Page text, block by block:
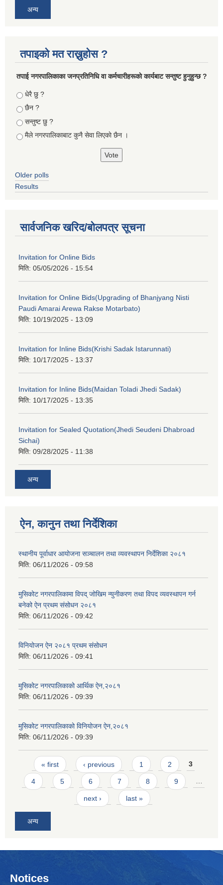
अन्य
तपाइको मत राख्नुहोस ?
तपा‌ई नगरपालिकाका जनप्रतिनिधि वा कर्मचारीहरूकाे कार्यबाट सन्तुष्ट हुनुहुन्छ ?
Choices
धेरै छु ?
छैन ?
सन्तुष्ट छु ?
मैले नगरपालिकाबाट कुनै सेवा लिएकाे छैन ।
Older polls
Results
सार्वजनिक खरिद/बोलपत्र सूचना
Invitation for Online Bids
मिति: 05/05/2026 - 15:54
Invitation for Online Bids(Upgrading of Bhanjyang Nisti
Paudi Amarai Arewa Rakse Motarbato)
मिति: 10/19/2025 - 13:09
Invitation for Inline Bids(Krishi Sadak Istarunnati)
मिति: 10/17/2025 - 13:37
Invitation for Inline Bids(Maidan Toladi Jhedi Sadak)
मिति: 10/17/2025 - 13:35
Invitation for Sealed Quotation(Jhedi Seudeni Dhabroad
Sichai)
मिति: 09/28/2025 - 11:38
अन्य
ऐन, कानुन तथा निर्देशिका
स्थानीय पूर्वाधार आयोजना सञ्चालन तथा व्यवस्थापन निर्देशिका २०८१
मिति: 06/11/2026 - 09:58
मुसिकोट नगरपालिकामा विपद् जोखिम न्युनीकरण तथा विपद व्यवस्थापन गर्न
बनेको ऐन प्रथम संसोधन २०८१
मिति: 06/11/2026 - 09:42
विनियोजन ऐन २०८१ प्रथम संसोधन
मिति: 06/11/2026 - 09:41
मुसिकोट नगरपालिकाको आर्थिक ऐन,२०८१
मिति: 06/11/2026 - 09:39
मुसिकोट नगरपालिकाको विनियोजन ऐन,२०८१
मिति: 06/11/2026 - 09:39
Pages
« first ‹ previous 1 2 3
4 5 6 7 8 9 …
next › last »
अन्य
Notices